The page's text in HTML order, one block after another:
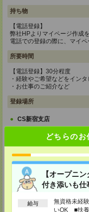
どちらのお
【オープニ
付き添いも
給与
無資格未経
いOK ■扶
持ち物
【電話登録】
弊社HPよりマイページ作成
電話での登録の際に、マイ
所要時間
【電話登録】30分程度
・経験やご希望などをインタ
・お仕事のご紹介など
登録場所
CS新宿支店
東京都新宿区西新宿 1-6-1
担当：採用担当
CS立川支店
〒190-0012
東京都立川市曙町2-34-7 フ
TEL：0120-659-460
MAIL：